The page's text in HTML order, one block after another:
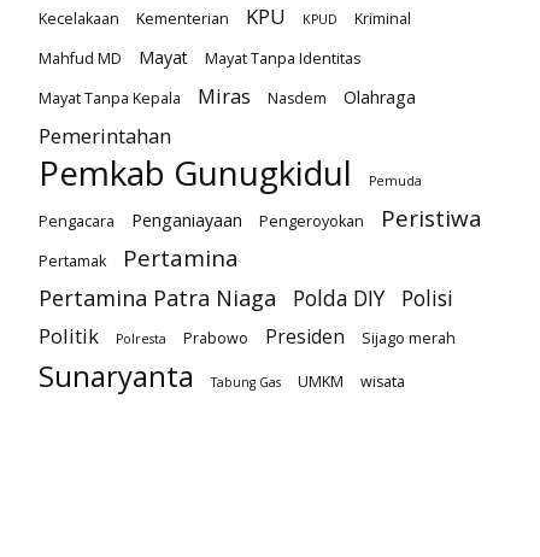
Kecelakaan
Kementerian KPU KPUD
Kriminal
Mahfud MD
Mayat
Mayat Tanpa Identitas
Mayat Tanpa Kepala
Miras Nasdem Olahraga
Pemerintahan
Pemkab Gunugkidul Pemuda
Pengacara Penganiayaan Pengeroyokan Peristiwa
Pertamak Pertamina
Pertamina Patra Niaga Polda DIY
Polisi
Politik
Polresta Prabowo Presiden Sijago merah
Sunaryanta Tabung Gas UMKM wisata